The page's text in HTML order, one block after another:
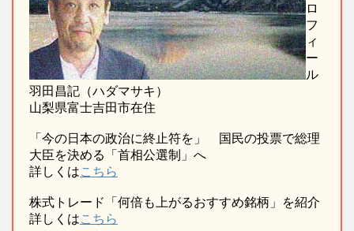
ロ
フ
ィ
ー
ル
羽田昌記（ハダマサキ）
山梨県富士吉田市在住
「今の日本の政治に終止符を」 国民の投票で総理
大臣を決める「首相公選制」へ
詳しくはこちら
株式トレード「何倍も上がるおすすめ銘柄」を紹介
詳しくはこちら